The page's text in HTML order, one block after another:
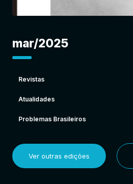
mar/2025
Revistas
Atualidades
Problemas Brasileiros
Ver outras edições